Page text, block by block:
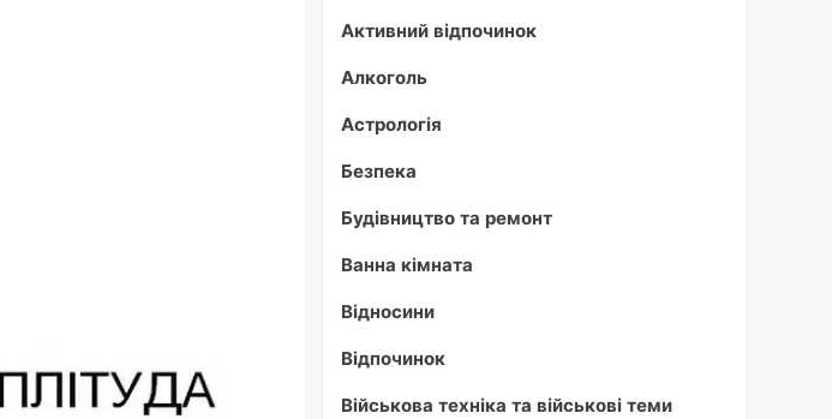
Активний відпочинок
Алкоголь
Астрологія
Безпека
Будівництво та ремонт
Ванна кімната
Відносини
Відпочинок
Військова техніка та військові теми